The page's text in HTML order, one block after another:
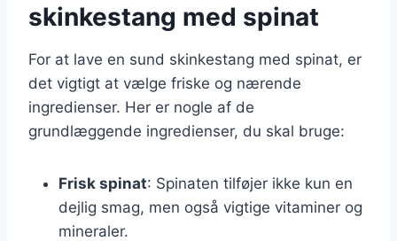
skinkestang med spinat
For at lave en sund skinkestang med spinat, er
det vigtigt at vælge friske og nærende
ingredienser. Her er nogle af de
grundlæggende ingredienser, du skal bruge:
Frisk spinat: Spinaten tilføjer ikke kun en
dejlig smag, men også vigtige vitaminer og
mineraler.